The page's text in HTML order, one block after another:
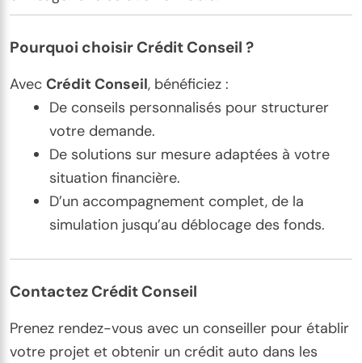
Pourquoi choisir Crédit Conseil ?
Avec Crédit Conseil, bénéficiez :
De conseils personnalisés pour structurer
votre demande.
De solutions sur mesure adaptées à votre
situation financière.
D’un accompagnement complet, de la
simulation jusqu’au déblocage des fonds.
Contactez Crédit Conseil
Prenez rendez-vous avec un conseiller pour établir
votre projet et obtenir un crédit auto dans les